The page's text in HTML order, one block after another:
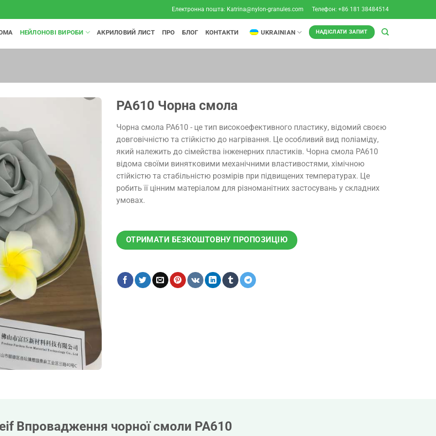
Електронна пошта: Katrina@nylon-granules.com Телефон: +86 181 38484514
НЕЙЛОНОВІ ВИРОБИ АКРИЛОВИЙ ЛИСТ ПРО БЛОГ КОНТАКТИ UKRAINIAN НАДІСЛАТИ ЗАПИТ
PA610 Чорна смола
Чорна смола PA610 - це тип високоефективного пластику, відомий своєю
довговічністю та стійкістю до нагрівання. Це особливий вид поліаміду,
який належить до сімейства інженерних пластиків. Чорна смола PA610
відома своїми винятковими механічними властивостями, хімічною
стійкістю та стабільністю розмірів при підвищених температурах. Це
робить її цінним матеріалом для різноманітних застосувань у складних
умовах.
ОТРИМАТИ БЕЗКОШТОВНУ ПРОПОЗИЦІЮ
Впровадження чорної смоли PA610